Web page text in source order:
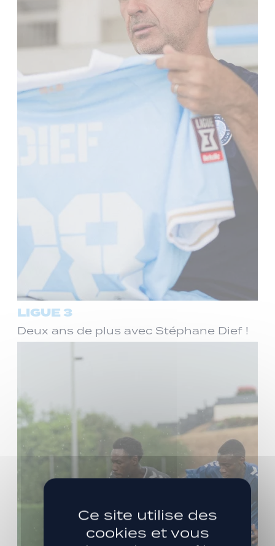
LIGUE 3
Deux ans de plus avec Stéphane Dief !
Ce site utilise des
cookies et vous